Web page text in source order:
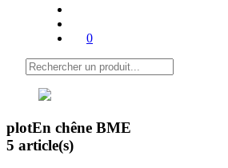
0
plotEn chêne BME
5 article(s)